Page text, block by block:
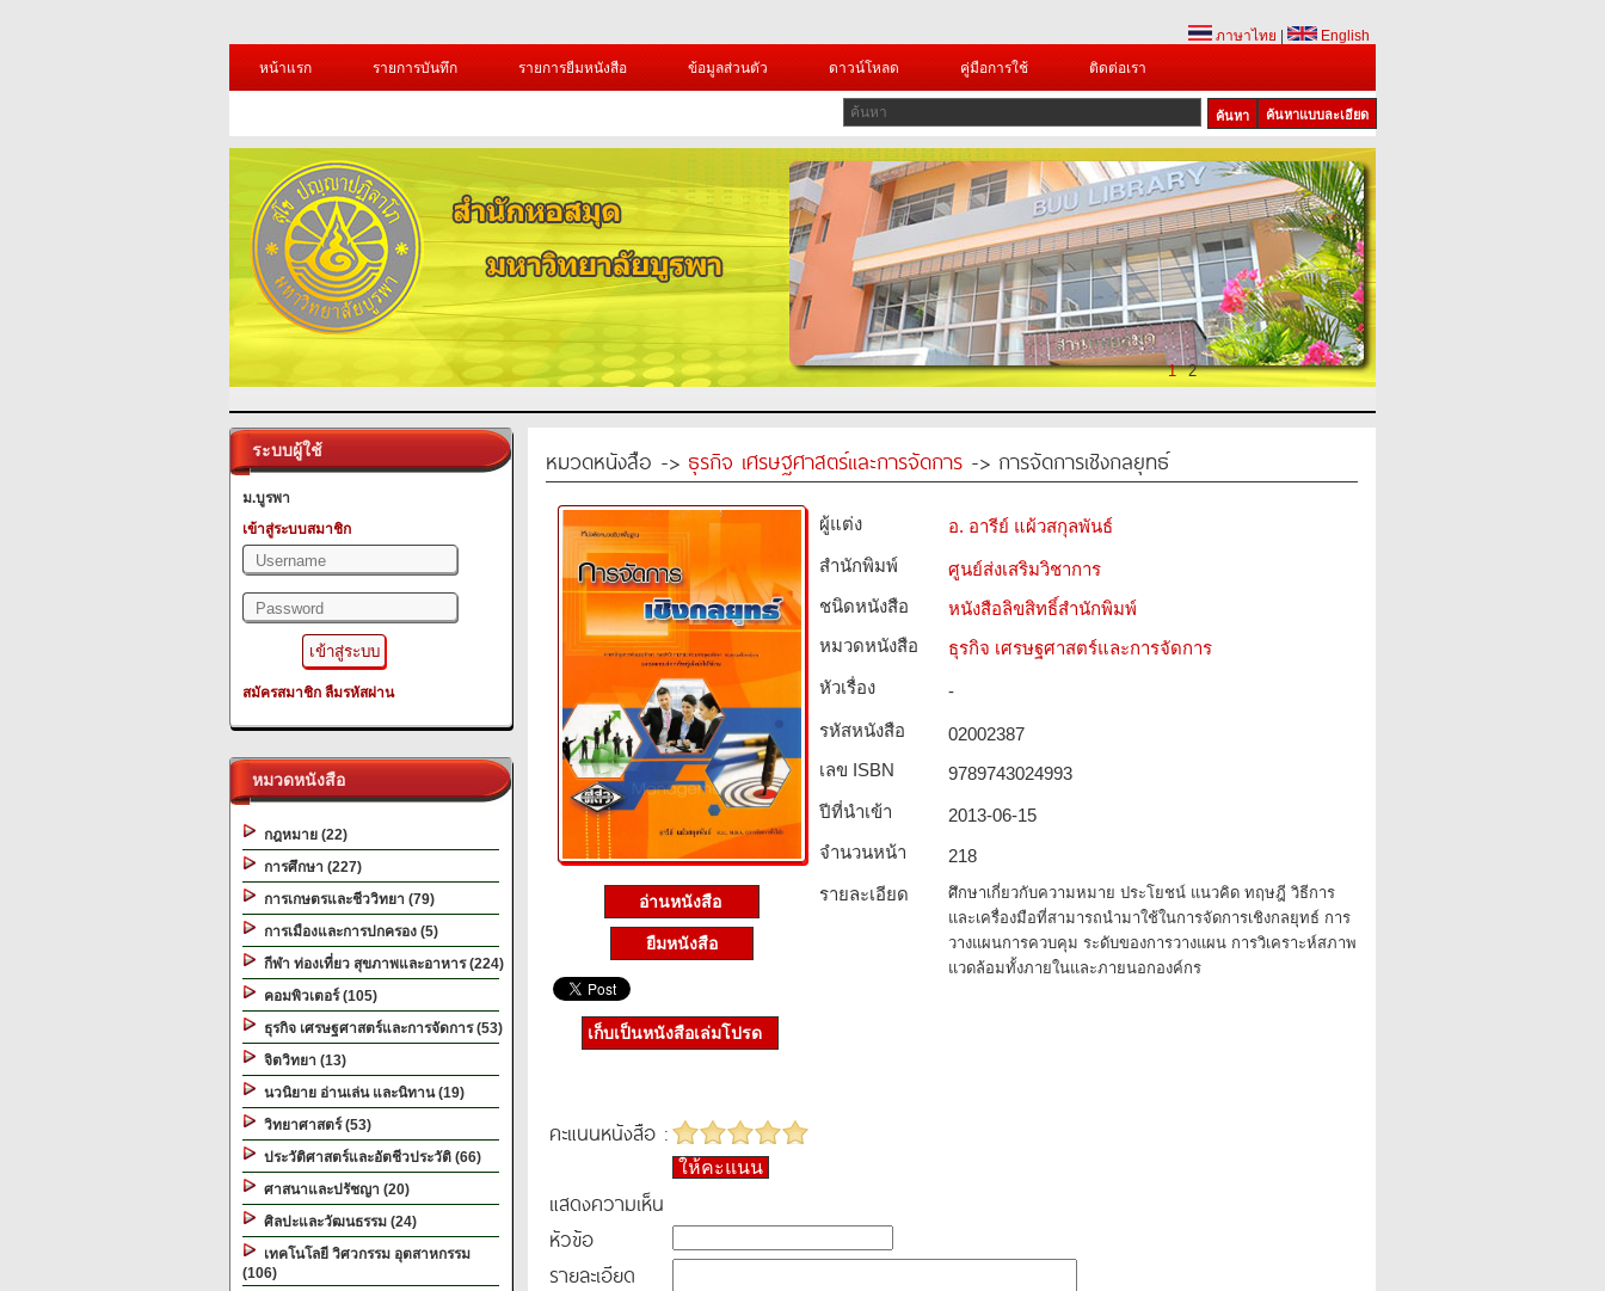
ภาษาไทย
English
หน้าแรก
รายการบันทึก รายการยืมหนังสือ ข้อมูลส่วนตัว ดาวน์โหลด คู่มือการใช้ ติดต่อเรา
ค้นหาแบบละเอียด
1 2
ระบบผู้ใช้
ม.บูรพา
เข้าสู่ระบบสมาชิก
สมัครสมาชิก ลืมรหัสผ่าน
หมวดหนังสือ
กฎหมาย (22)
การศึกษา (227)
การเกษตรและชีววิทยา (79)
การเมืองและการปกครอง (5)
กีฬา ท่องเที่ยว สุขภาพและอาหาร (224)
คอมพิวเตอร์ (105)
ธุรกิจ เศรษฐศาสตร์และการจัดการ (53)
จิตวิทยา (13)
นวนิยาย อ่านเล่น และนิทาน (19)
วิทยาศาสตร์ (53)
ประวัติศาสตร์และอัตชีวประวัติ (66)
ศาสนาและปรัชญา (20)
ศิลปะและวัฒนธรรม (24)
เทคโนโลยี วิศวกรรม อุตสาหกรรม
(106)
หมวดหนังสือ -> ธุรกิจ เศรษฐศาสตร์และการจัดการ -> การจัดการเชิงกลยุทธ์
อ่านหนังสือ
ยืมหนังสือ
ผู้แต่ง
อ. อารีย์ แผ้วสกุลพันธ์
สำนักพิมพ์
ศูนย์ส่งเสริมวิชาการ
ชนิดหนังสือ­
หนังสือลิขสิทธิ์สำนักพิมพ์
หมวดหนังสือ­
ธุรกิจ เศรษฐศาสตร์และการจัดการ
หัวเรื่อง
-
รหัสหนังสือ­
02002387
เลข ISBN
9789743024993
ปีที่นำเข้า
2013-06-15
จำนวนหน้า
218
รายละเอียด
ศึกษาเกี่ยวกับความหมาย ประโยชน์ แนวคิด ทฤษฎี วิธีการ
และเครื่องมือที่สามารถนำมาใช้ในการจัดการเชิงกลยุทธ์ การ
วางแผนการควบคุม ระดับของการวางแผน การวิเคราะห์สภาพ
แวดล้อมทั้งภายในและภายนอกองค์กร
เก็บเป็นหนังสือเล่มโปรด
คะแนนหนังสือ :
ให้คะแนน
แสดงความเห็น
หัวข้อ
รายละเอียด